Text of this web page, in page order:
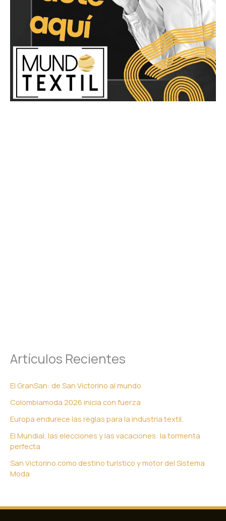
Artículos Recientes
El GranSan: de San Victorino al mundo
Colombiamoda 2026 inicia con fuerza
Europa endurece las reglas para la industria textil.
El Mundial, las elecciones y las vacaciones: la tormenta
perfecta
San Victorino como destino turístico y motor del Sistema
Moda